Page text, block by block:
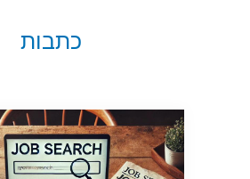
כתבות